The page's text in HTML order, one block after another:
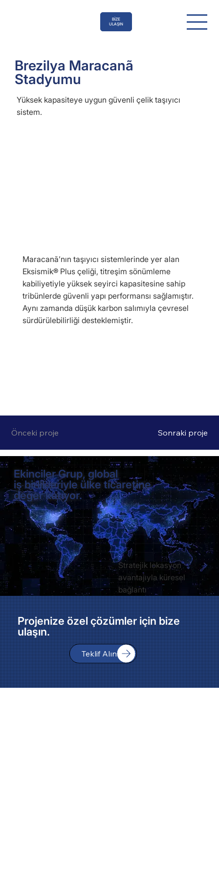
BİZE
ULAŞIN
Brezilya Maracanã
Stadyumu
Yüksek kapasiteye uygun güvenli çelik taşıyıcı
sistem.
Maracanã’nın taşıyıcı sistemlerinde yer alan
Eksismik® Plus çeliği, titreşim sönümleme
kabiliyetiyle yüksek seyirci kapasitesine sahip
tribünlerde güvenli yapı performansı sağlamıştır.
Aynı zamanda düşük karbon salımıyla çevresel
sürdürülebilirliği desteklemiştir.
Önceki proje Sonraki proje
Projenize özel çözümler için bize
ulaşın.
Teklif Alın
Ekinciler Grup, global
iş birlikleriyle ülke ticaretine
değer katıyor.
Stratejik lokasyon
avantajıyla küresel
bağlantı